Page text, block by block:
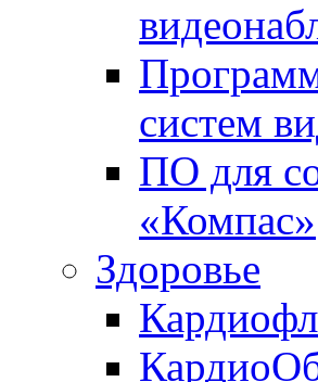
систем
ПО для
«Компас»
Здоровье